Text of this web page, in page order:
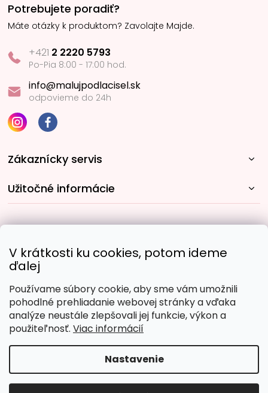
V krátkosti ku cookies, potom ideme
ďalej
Používame súbory cookie, aby sme vám umožnili
pohodlné prehliadanie webovej stránky a vďaka
analýze neustále zlepšovali jej funkcie, výkon a
použiteľnosť. Viac informácií
Nastavenie
Potrebujete poradiť?
Máte otázky k produktom? Zavolajte Majde.
+421 2 2220 5793
Po-Pia 8:00 - 17:00 hod.
info@malujpodlacisel.sk
odpovieme do 24h
Zákaznícky servis
Užitočné informácie
Obľúbené spôsoby platby:
Copyright 2026Malujpodlacisel.sk. Všetky práva
vyhradené.Upraviť nastavenie cookies